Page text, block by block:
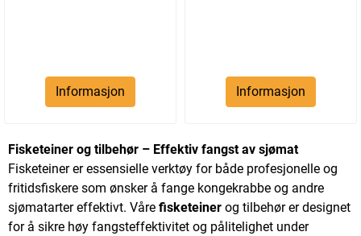
Informasjon Informasjon
Fisketeiner og tilbehør – Effektiv fangst av sjømat
Fisketeiner er essensielle verktøy for både profesjonelle og
fritidsfiskere som ønsker å fange kongekrabbe og andre
sjømatarter effektivt. Våre fisketeiner og tilbehør er designet
for å sikre høy fangsteffektivitet og pålitelighet under